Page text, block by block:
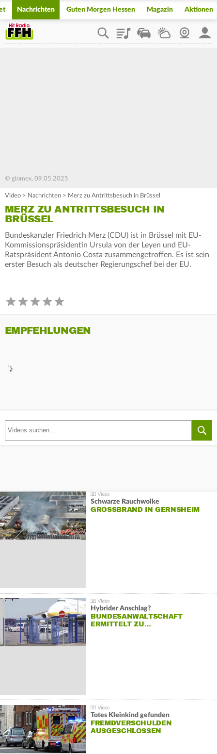
Nachrichten Guten Morgen Hessen Magazin Aktionen
PlaylistStaupilotWetterWebcam
© glomex, 09.05.2025
Video > Nachrichten > Merz zu Antrittsbesuch in Brüssel
MERZ ZU ANTRITTSBESUCH IN
BRÜSSEL
Bundeskanzler Friedrich Merz (CDU) ist in Brüssel mit EU-
Kommissionspräsidentin Ursula von der Leyen und EU-
Ratspräsident Antonio Costa zusammengetroffen. Es ist sein
erster Besuch als deutscher Regierungschef bei der EU.
EMPFEHLUNGEN
Schwarze Rauchwolke
GROSSBRAND IN GERNSHEIM
Hybrider Anschlag?
BUNDESANWALTSCHAFT
ERMITTELT ZU…
Totes Kleinkind gefunden
FREMDVERSCHULDEN
AUSGESCHLOSSEN